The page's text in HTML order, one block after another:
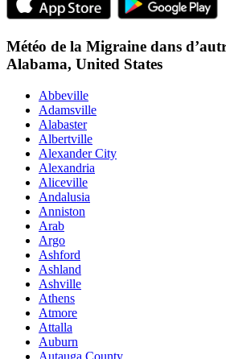
Météo de la Migraine dans
Alabama, United States
Abbeville
Adamsville
Alabaster
Albertville
Alexander City
Alexandria
Aliceville
Andalusia
Anniston
Arab
Argo
Ashford
Ashland
Ashville
Athens
Atmore
Attalla
Auburn
Autauga County